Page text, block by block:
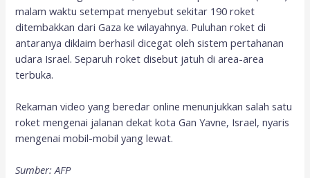
malam waktu setempat menyebut sekitar 190 roket
ditembakkan dari Gaza ke wilayahnya. Puluhan roket di
antaranya diklaim berhasil dicegat oleh sistem pertahanan
udara Israel. Separuh roket disebut jatuh di area-area
terbuka.
Rekaman video yang beredar online menunjukkan salah satu
roket mengenai jalanan dekat kota Gan Yavne, Israel, nyaris
mengenai mobil-mobil yang lewat.
Sumber: AFP